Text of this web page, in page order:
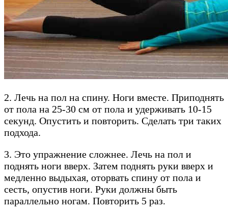
2. Лечь на пол на спину. Ноги вместе. Приподнять
от пола на 25-30 см от пола и удерживать 10-15
секунд. Опустить и повторить. Сделать три таких
подхода.
3. Это упражнение сложнее. Лечь на пол и
поднять ноги вверх. Затем поднять руки вверх и
медленно выдыхая, оторвать спину от пола и
сесть, опустив ноги. Руки должны быть
параллельно ногам. Повторить 5 раз.